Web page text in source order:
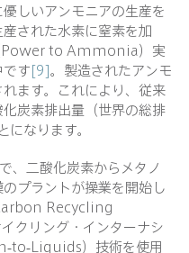
しいアンモニアの生産を
された水素に窒素を加
Power to Ammonia）実
す[9]。製造されたアンモ
ます。これにより、従来
炭素排出量（世界の総排
なります。
、二酸化炭素からメタノ
プラントが操業を開始し
Recycling
クリング・インターナシ
to-Liquids）技術を使用